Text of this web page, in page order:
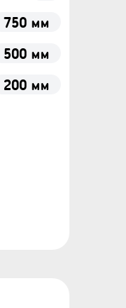
750 мм
500 мм
200 мм